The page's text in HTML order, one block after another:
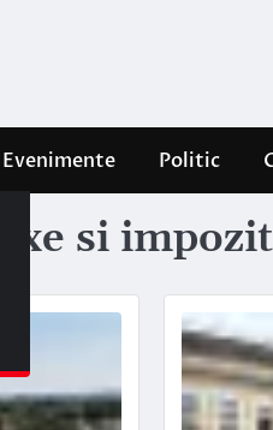
Evenimente Politic
taxe si